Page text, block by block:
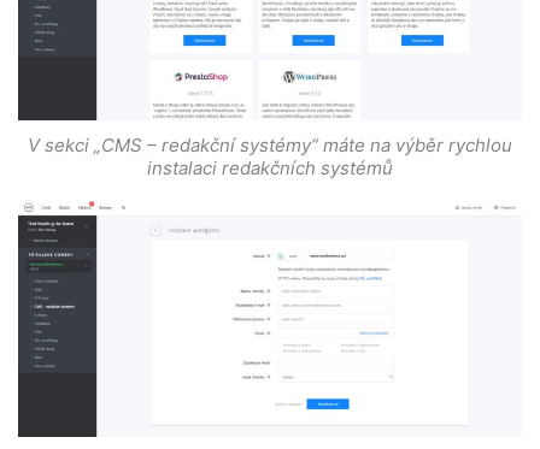
V sekci „CMS – redakční systémy“ máte na výběr rychlou
instalaci redakčních systémů